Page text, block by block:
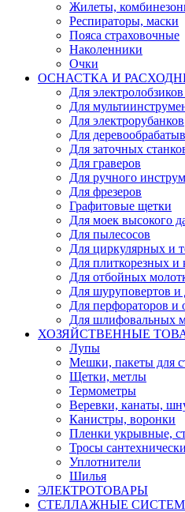
Жилеты,
Респираторы, маски
Пояса страховочные
Наколенники
Очки
ОСНАСТКА И
Для
Для
Для электрорубанков
Для
Для заточных
Для граверов
Для ручного
Для фрезеров
Графитовые щетки
Для моек высокого
Для пылесосов
Для циркулярных и
Для плиткорезных и
Для отбойных
Для шуруповертов и
Для перфораторов и
Для шлифовальных
ХОЗЯЙСТВЕННЫЕ
Лупы
Мешки, пакеты для
Щетки, метлы
Термометры
Веревки, канаты,
Канистры, воронки
Пленки укрывные,
Тросы
Уплотнители
Шилья
ЭЛЕКТРОТОВАРЫ
СТЕЛЛАЖНЫЕ